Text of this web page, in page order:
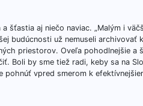
šťastia aj niečo naviac. „Malým i
budúcnosti už nemuseli archivovať
priestorov. Oveľa pohodlnejšie a
Boli by sme tiež radi, keby sa na
pohnúť vpred smerom k